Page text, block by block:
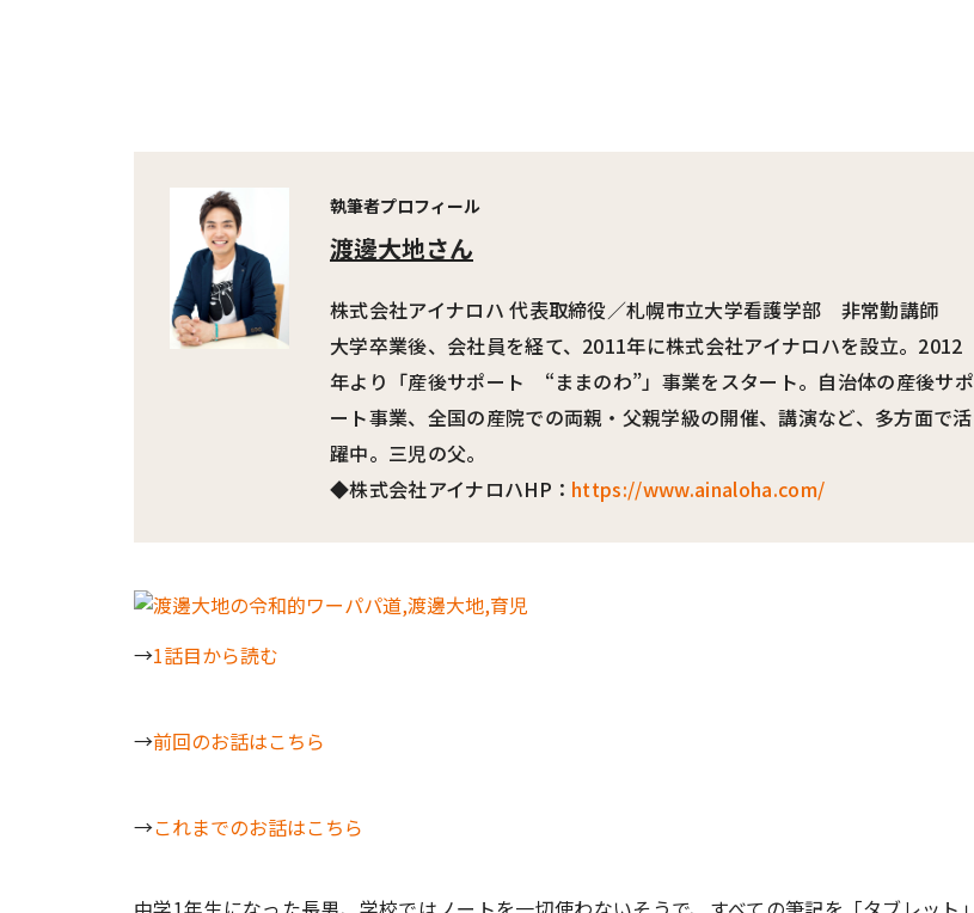
執筆者プロフィール
渡邊大地さん
株式会社アイナロハ 代表取締役／札幌市立大学看護学部 非常勤講師
大学卒業後、会社員を経て、2011年に株式会社アイナロハを設立。2012
年より「産後サポート “ままのわ”」事業をスタート。自治体の産後サポ
ート事業、全国の産院での両親・父親学級の開催、講演など、多方面で活
躍中。三児の父。
◆株式会社アイナロハHP： https://www.ainaloha.com/
→1話目から読む
→前回のお話はこちら
→これまでのお話はこちら